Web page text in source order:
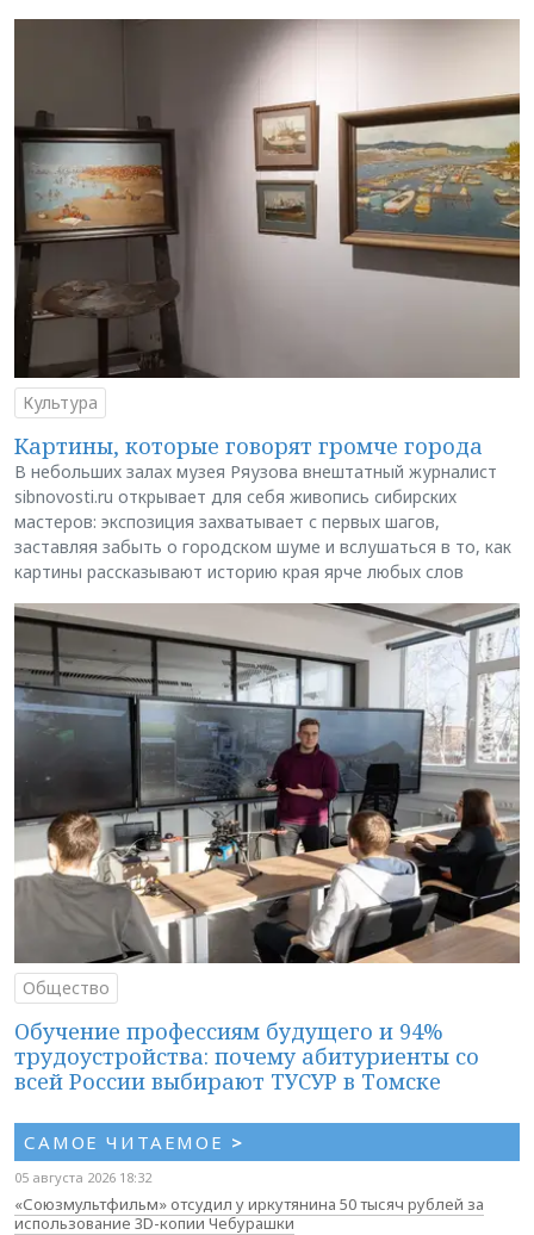
Культура
Картины, которые говорят громче города
В небольших залах музея Ряузова внештатный журналист
sibnovosti.ru открывает для себя живопись сибирских
мастеров: экспозиция захватывает с первых шагов,
заставляя забыть о городском шуме и вслушаться в то, как
картины рассказывают историю края ярче любых слов
Общество
Обучение профессиям будущего и 94%
трудоустройства: почему абитуриенты со
всей России выбирают ТУСУР в Томске
САМОЕ ЧИТАЕМОЕ >
05 августа 2026 18:32
«Союзмультфильм» отсудил у иркутянина 50 тысяч рублей за
использование 3D-копии Чебурашки